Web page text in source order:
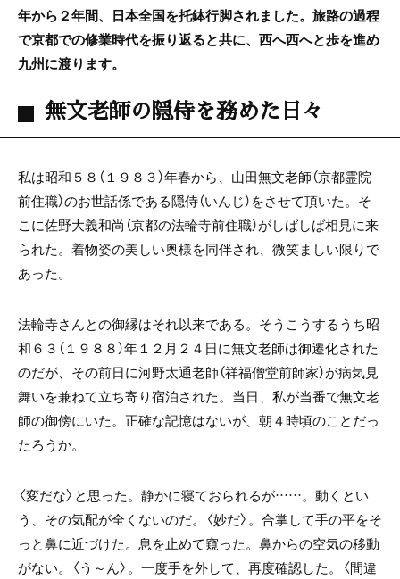
年から２年間、日本全国を托鉢行脚されました。旅路の過程
で京都での修業時代を振り返ると共に、西へ西へと歩を進め
九州に渡ります。
無文老師の隠侍を務めた日々
私は昭和５８（１９８３）年春から、山田無文老師（京都霊院
前住職）のお世話係である隠侍（いんじ）をさせて頂いた。そ
こに佐野大義和尚（京都の法輪寺前住職）がしばしば相見に来
られた。着物姿の美しい奥様を同伴され、微笑ましい限りで
あった。
法輪寺さんとの御縁はそれ以来である。そうこうするうち昭
和６３（１９８８）年１２月２４日に無文老師は御遷化された
のだが、その前日に河野太通老師（祥福僧堂前師家）が病気見
舞いを兼ねて立ち寄り宿泊された。当日、私が当番で無文老
師の御傍にいた。正確な記憶はないが、朝４時頃のことだっ
たろうか。
〈変だな〉と思った。静かに寝ておられるが……。動くとい
う、その気配が全くないのだ。〈妙だ〉。合掌して手の平をそ
っと鼻に近づけた。息を止めて窺った。鼻からの空気の移動
がない。〈う～ん〉。一度手を外して、再度確認した。〈間違